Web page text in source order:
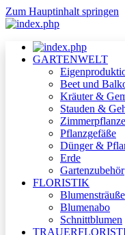
Zum Hauptinhalt springen
GARTENWELT
Beet und
Kräuter &
Stauden &
Pflanzgefäße
Dünger &
Erde
Gartenzubehör
FLORISTIK
Blumensträuße
Blumenabo
Schnittblumen